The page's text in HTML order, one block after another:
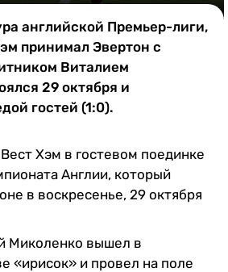
английской Премьер-лиги,
принимал Эвертон с
Виталием
29 октября и
гостей (1:0).
Хэм в гостевом поединке
Англии, который
в воскресенье, 29 октября
Миколенко вышел в
«ирисок» и провел на поле